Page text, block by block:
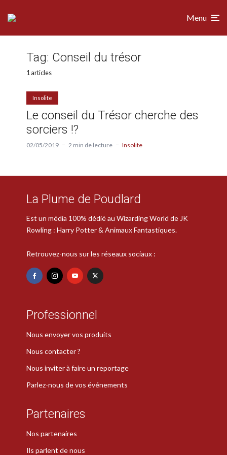
Menu
Tag: Conseil du trésor
1 articles
Insolite
Le conseil du Trésor cherche des
sorciers !?
02/05/2019 2 min de lecture Insolite
La Plume de Poudlard
Est un média 100% dédié au Wizarding World de JK
Rowling : Harry Potter & Animaux Fantastiques.
Retrouvez-nous sur les réseaux sociaux :
Professionnel
Nous envoyer vos produits
Nous contacter ?
Nous inviter à faire un reportage
Parlez-nous de vos événements
Partenaires
Nos partenaires
Ils parlent de nous